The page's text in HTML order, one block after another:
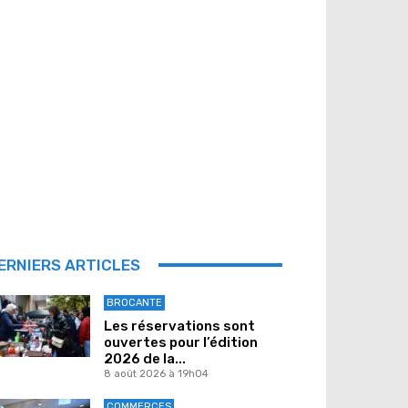
ARTICLES
BROCANTE
Les réservations sont
ouvertes pour l’édition
2026 de la...
8 août 2026 à 19h04